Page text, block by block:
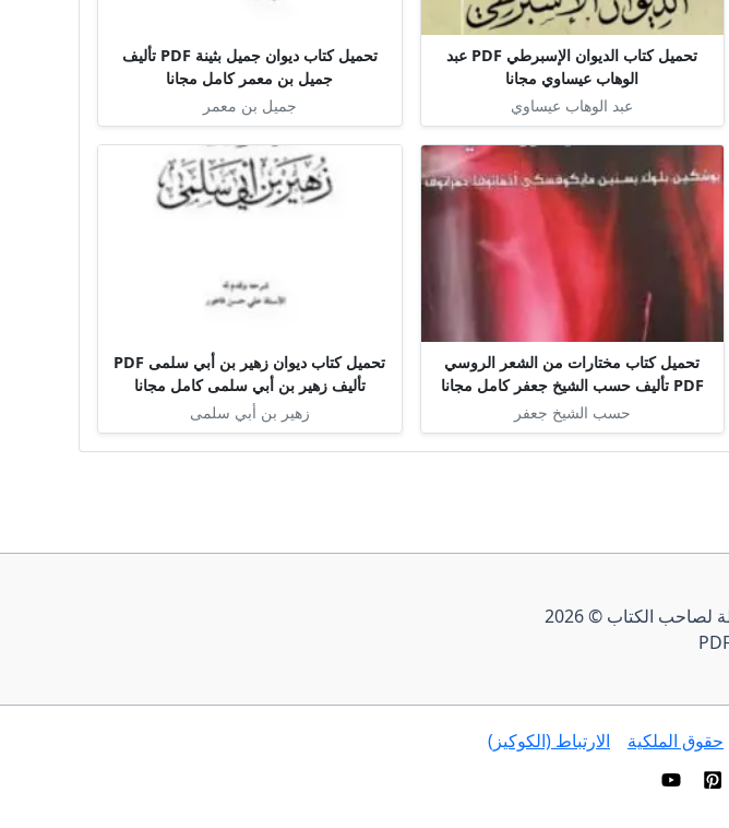
تحميل كتاب الديوان الإسبرطي PDF عبد
الوهاب عيساوي مجانا
عبد الوهاب عيساوي
تحميل كتاب ديوان جميل بثينة PDF تأليف
جميل بن معمر كامل مجانا
جميل بن معمر
تحميل كتاب مختارات من الشعر الروسي
PDF تأليف حسب الشيخ جعفر كامل مجانا
حسب الشيخ جعفر
تحميل كتاب ديوان زهير بن أبي سلمى PDF
تأليف زهير بن أبي سلمى كامل مجانا
زهير بن أبي سلمى
حقوق الطبع والنشر محفوظة لصاحب الكتاب © 2026
حقوق الملكية الارتباط (الكوكيز)